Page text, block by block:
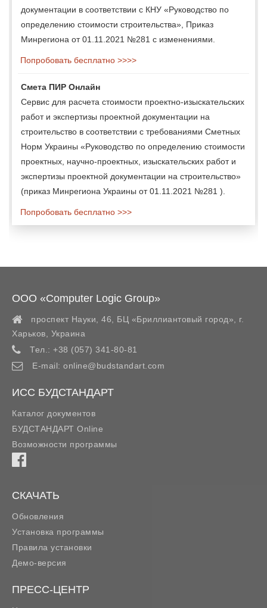
документации в соответствии с КНУ «Руководство по
определению стоимости строительства», Приказ
Минрегиона от 01.11.2021 №281 с изменениями.
Попробовать бесплатно >>>>
Смета ПИР Онлайн
Сервис для расчета стоимости проектно-изыскательских
работ и экспертизы проектной документации на
строительство в соответствии с требованиями Сметных
Норм Украины «Руководство по определению стоимости
проектных, научно-проектных, изыскательских работ и
экспертизы проектной документации на строительство»
(приказ Минрегиона Украины от 01.11.2021 №281 ).
Попробовать бесплатно >>>
ООО «Computer Logic Group»
проспект Науки, 46, БЦ «Бриллиантовый город»,
г.
Харьков
Украина
Тел.: +38 (057) 341-80-81
E-mail: online@budstandart.com
ИСС БУДСТАНДАРТ
Каталог документов
БУДСТАНДАРТ Online
Возможности программы
СКАЧАТЬ
Обновления
Установка программы
Правила установки
Демо-версия
ПРЕСС-ЦЕНТР